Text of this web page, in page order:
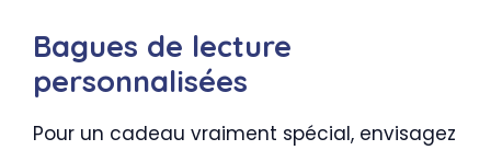
Bagues de lecture
personnalisées
Pour un cadeau vraiment spécial, envisagez